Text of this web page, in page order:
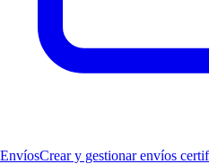
EnvíosCrear y gestionar envíos